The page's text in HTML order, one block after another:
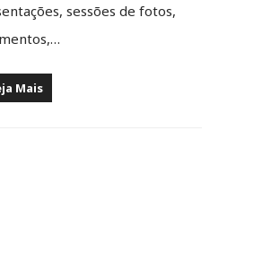
sessões de fotos,
Mais